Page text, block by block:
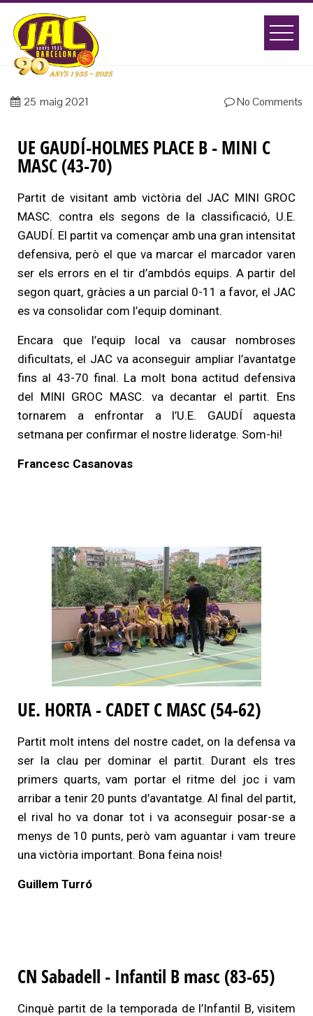
25 maig 2021 No Comments
UE GAUDÍ-HOLMES PLACE B - MINI C
MASC (43-70)
Partit de visitant amb victòria del JAC MINI GROC
MASC. contra els segons de la classificació, U.E.
GAUDÍ. El partit va començar amb una gran intensitat
defensiva, però el que va marcar el marcador varen
ser els errors en el tir d’ambdós equips. A partir del
segon quart, gràcies a un parcial 0-11 a favor, el JAC
es va consolidar com l’equip dominant.
Encara que l’equip local va causar nombroses
dificultats, el JAC va aconseguir ampliar l’avantatge
fins al 43-70 final. La molt bona actitud defensiva
del MINI GROC MASC. va decantar el partit. Ens
tornarem a enfrontar a l’U.E. GAUDÍ aquesta
setmana per confirmar el nostre lideratge. Som-hi!
Francesc Casanovas
UE. HORTA - CADET C MASC (54-62)
Partit molt intens del nostre cadet, on la defensa va
ser la clau per dominar el partit. Durant els tres
primers quarts, vam portar el ritme del joc i vam
arribar a tenir 20 punts d’avantatge. Al final del partit,
el rival ho va donar tot i va aconseguir posar-se a
menys de 10 punts, però vam aguantar i vam treure
una victòria important. Bona feina nois!
Guillem Turró
CN Sabadell - Infantil B masc (83-65)
Cinquè partit de la temporada de l’Infantil B, visitem